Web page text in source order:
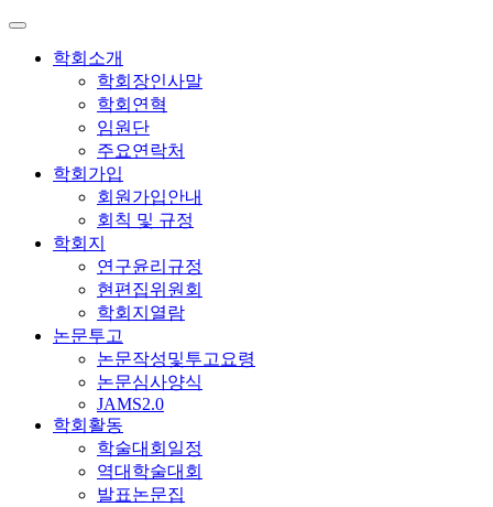
학회소개
학회장인사말
학회연혁
임원단
주요연락처
학회가입
회원가입안내
회칙 및 규정
학회지
연구윤리규정
현편집위원회
학회지열람
논문투고
논문작성및투고요령
논문심사양식
JAMS2.0
학회활동
학술대회일정
역대학술대회
발표논문집